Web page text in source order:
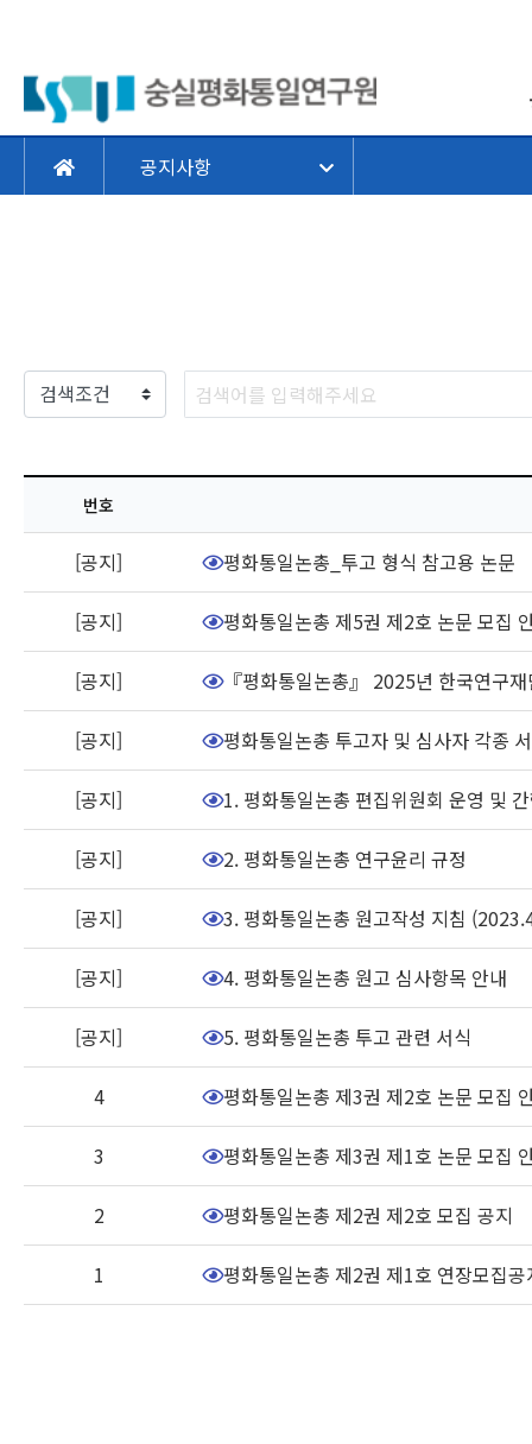
공지사항
리스트
번호
[공지] 평화통일논총_투고 형식 참고용 논문
[공지] 평화통일논총 제5권 제2호 논문 모집
[공지] 『평화통일논총』 2025년 한국연구
[공지] 평화통일논총 투고자 및 심사자 각종
[공지] 1. 평화통일논총 편집위원회 운영 및
[공지] 2. 평화통일논총 연구윤리 규정
[공지] 3. 평화통일논총 원고작성 지침
[공지] 4. 평화통일논총 원고 심사항목 안내
[공지] 5. 평화통일논총 투고 관련 서식
4 평화통일논총 제3권 제2호 논문 모집
3 평화통일논총 제3권 제1호 논문 모집
2 평화통일논총 제2권 제2호 모집 공지
1 평화통일논총 제2권 제1호 연장모집공